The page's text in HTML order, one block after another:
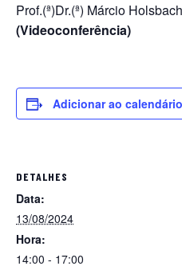
Prof.(ª)Dr.(ª) Márcio
(Videoconferência)
Adicionar ao calendário
DETALHES
Data:
13/08/2024
Hora:
14:00 - 17:00